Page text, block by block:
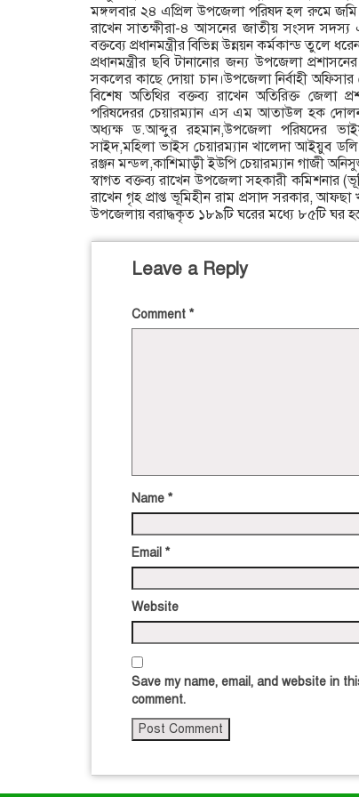
মঙ্গলবার ২৪ এপ্রিল উপজেলা পরিষদ হল রুমে জমি ও
রাখেন সাতক্ষীরা-৪ আসনের জাতীয় সংসদ
বক্তব্যে প্রধানমন্ত্রীর বিভিন্ন উন্নয়ন কর্মকান্ড তুলে
প্রধানমন্ত্রীর ছবি টানানোর জন্য উপজেলা
সকলের কাছে দোয়া চান।উপজেলা নির্বাহী
বিশেষ অতিথির বক্তব্য রাখেন অতিরিক্ত জেলা
পরিষদেরর চেয়ারম্যান এস এম আতাউল হক
অধ্যক্ষ ড.আব্দুর রহমান,উপজেলা পরিষদের
সাইদ,মহিলা ভাইস চেয়ারম্যান খালেদা আইয়ুব
রঞ্জন মন্ডল,কাশিমাড়ী ইউপি চেয়ারম্যান গাজী
স্বাগত বক্তব্য রাখেন উপজেলা সহকারী কমিশনার
রাখেন গৃহ প্রাপ্ত ভূমিহীন রাম প্রসাদ সরকার,
উপজেলায় বরাদ্ধকৃত ১৮৯টি ঘরের মধ্যে ৮৫টি ঘর
Leave a Reply
Comment *
Name *
Email *
Website
Save my name, email, and website in
comment.